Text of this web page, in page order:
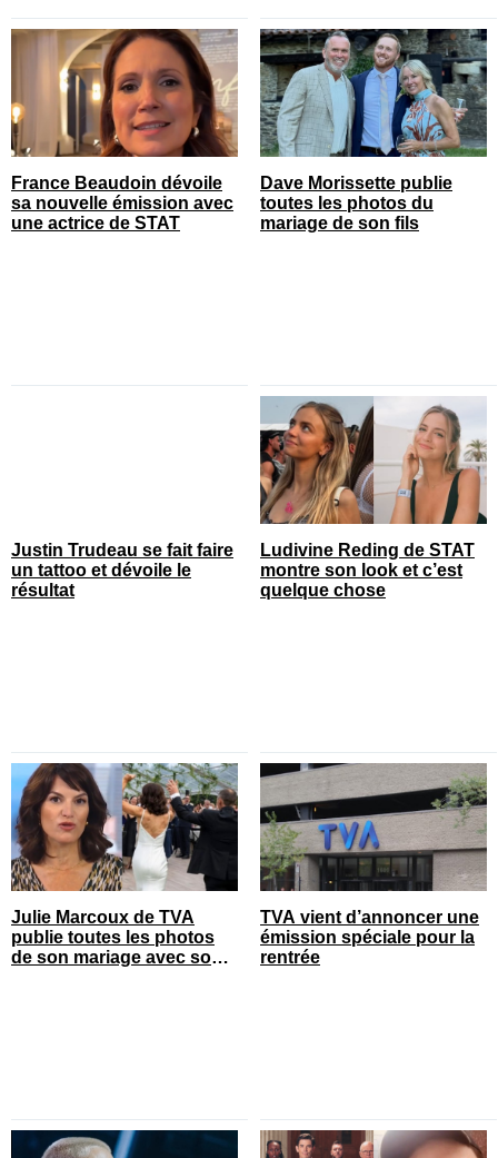
France Beaudoin dévoile
sa nouvelle émission avec
une actrice de STAT
Dave Morissette publie
toutes les photos du
mariage de son fils
Justin Trudeau se fait faire
un tattoo et dévoile le
résultat
Ludivine Reding de STAT
montre son look et c’est
quelque chose
Julie Marcoux de TVA
publie toutes les photos
de son mariage avec son
TVA vient d’annoncer une
émission spéciale pour la
rentrée